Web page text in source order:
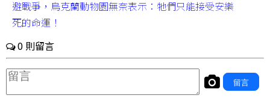
避戰爭，烏克蘭動物園無奈表示：牠們只能接受安樂
死的命運！